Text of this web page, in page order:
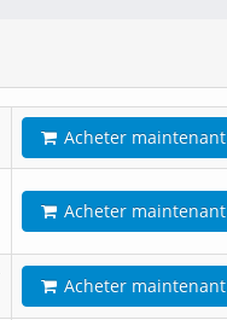
Acheter maintenant
Acheter maintenant
Acheter maintenant